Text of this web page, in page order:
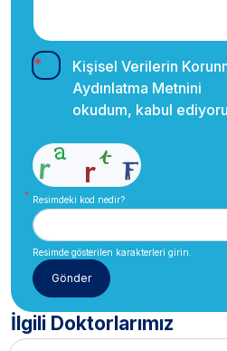
Kişisel Verilerin
Aydınlatma Metnini
okudum, kabul
Resimdeki kod nedir?
Resimde gösterilen karakterleri girin.
İlgili Doktorlarımız